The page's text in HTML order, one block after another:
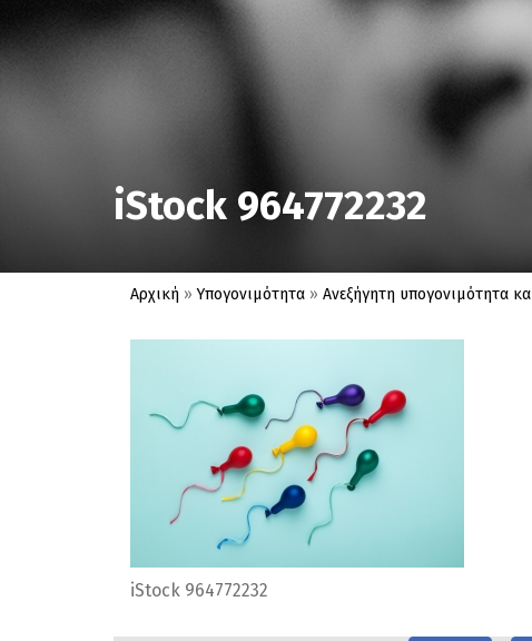
iStock 964772232
Αρχική »Υπογονιμότητα » Ανεξήγητη υπογονιμότητα
iStock 964772232